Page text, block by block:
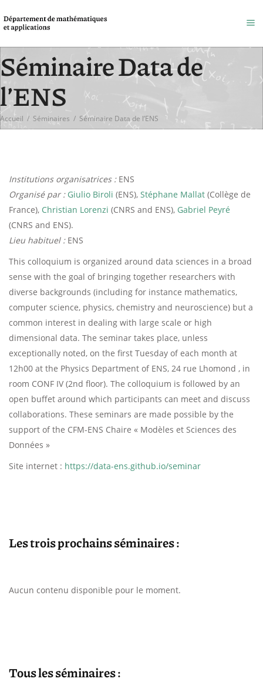
Séminaire Data de
l’ENS
Accueil / Séminaires / Séminaire Data de l’ENS
Institutions organisatrices :ENS
Organisé par : Giulio Biroli (ENS), Stéphane Mallat (Collège de
France), Christian Lorenzi (CNRS and ENS), Gabriel Peyré
(CNRS and ENS).
Lieu habituel :ENS
This colloquium is organized around data sciences in a broad
sense with the goal of bringing together researchers with
diverse backgrounds (including for instance mathematics,
computer science, physics, chemistry and neuroscience) but a
common interest in dealing with large scale or high
dimensional data. The seminar takes place, unless
exceptionally noted, on the first Tuesday of each month at
12h00 at the Physics Department of ENS, 24 rue Lhomond , in
room CONF IV (2nd floor). The colloquium is followed by an
open buffet around which participants can meet and discuss
collaborations. These seminars are made possible by the
support of the CFM-ENS Chaire « Modèles et Sciences des
Données »
Site internet : https://data-ens.github.io/seminar
Les trois prochains séminaires :
Aucun contenu disponible pour le moment.
Tous les séminaires :